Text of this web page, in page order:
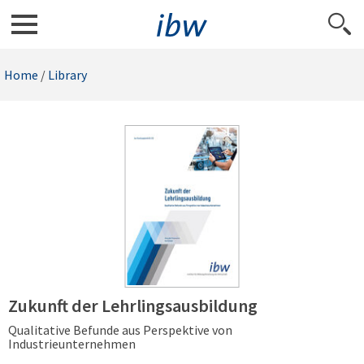
Home / Library
Zukunft der Lehrlingsausbildung
Qualitative Befunde aus Perspektive von
Industrieunternehmen